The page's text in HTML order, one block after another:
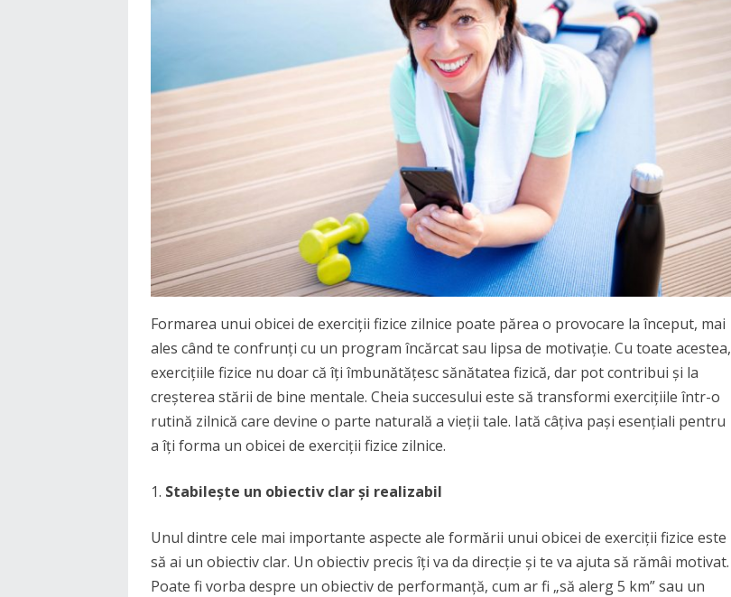
Formarea unui obicei de exerciții fizice zilnice poate părea o provocare la început, mai
ales când te confrunți cu un program încărcat sau lipsa de motivație. Cu toate acestea,
exercițiile fizice nu doar că îți îmbunătățesc sănătatea fizică, dar pot contribui și la
creșterea stării de bine mentale. Cheia succesului este să transformi exercițiile într-o
rutină zilnică care devine o parte naturală a vieții tale. Iată câțiva pași esențiali pentru
a îți forma un obicei de exerciții fizice zilnice.
Stabilește un obiectiv clar și realizabil
Unul dintre cele mai importante aspecte ale formării unui obicei de exerciții fizice este
să ai un obiectiv clar. Un obiectiv precis îți va da direcție și te va ajuta să rămâi motivat.
Poate fi vorba despre un obiectiv de performanță, cum ar fi „să alerg 5 km” sau un